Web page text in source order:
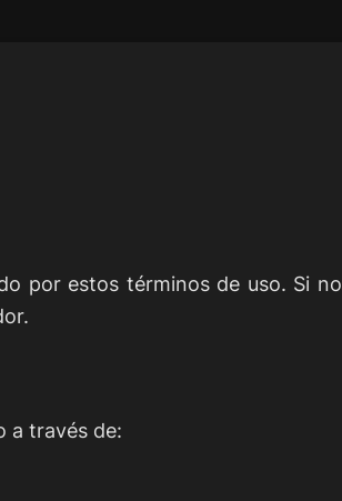
por estos términos de uso. Si no
a través de: